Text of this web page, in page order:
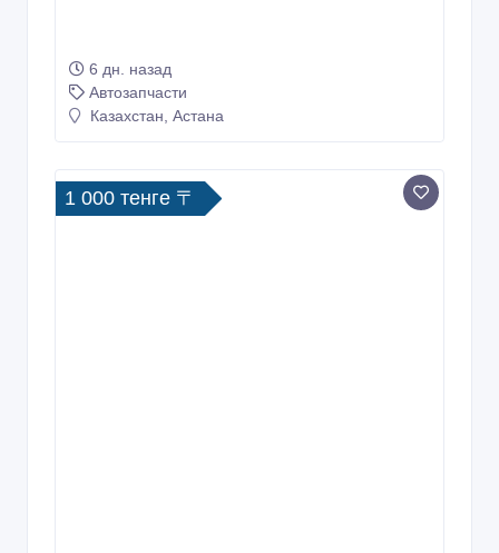
6 дн. назад
Автозапчасти
Казахстан, Астана
1 000 тенге 〒